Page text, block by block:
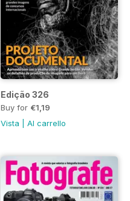
Edição 326
Buy for €1,19
Vista
Al carrello